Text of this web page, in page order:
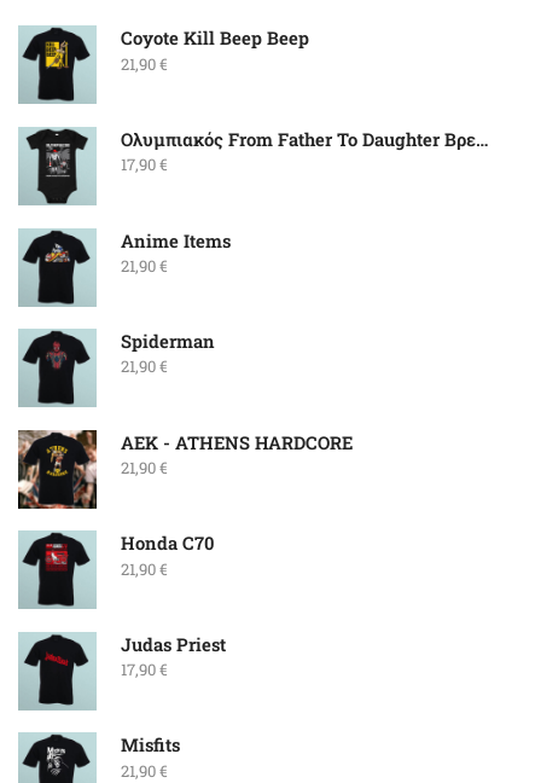
Coyote Kill Beep Beep
21,90€
Ολυμπιακός From Father To Daughter Βρεφικό
17,90€
Anime Items
21,90€
Spiderman
21,90€
ΑΕΚ - ATHENS HARDCORE
21,90€
Honda C70
21,90€
Judas Priest
17,90€
Misfits
21,90€